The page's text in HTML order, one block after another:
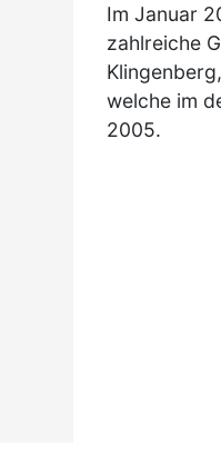
Im Januar
zahlreiche
welche im
2005.